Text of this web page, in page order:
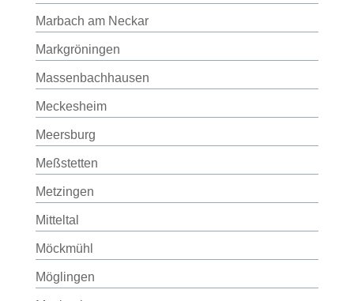
Marbach am Neckar
Markgröningen
Massenbachhausen
Meckesheim
Meersburg
Meßstetten
Metzingen
Mitteltal
Möckmühl
Möglingen